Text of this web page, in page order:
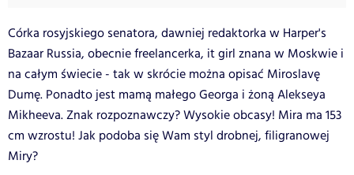
Córka rosyjskiego senatora, dawniej redaktorka w Harper's
Bazaar Russia, obecnie freelancerka, it girl znana w Moskwie i
na całym świecie - tak w skrócie można opisać Miroslavę
Dumę. Ponadto jest mamą małego Georga i żoną Alekseya
Mikheeva. Znak rozpoznawczy? Wysokie obcasy! Mira ma 153
cm wzrostu! Jak podoba się Wam styl drobnej, filigranowej
Miry?